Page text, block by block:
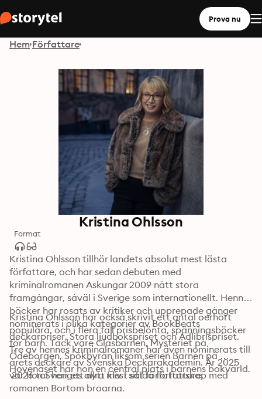
Prova nu
Hem Författare
Kristina Ohlsson
Format
Kristina Ohlsson tillhör landets absolut mest lästa
författare, och har sedan debuten med
kriminalromanen Askungar 2009 nått stora
framgångar, såväl i Sverige som internationellt. Hennes
böcker har rosats av kritiker och upprepade gånger
nominerats i olika kategorier av BookBeats
deckarpriser, Stora ljudbokspriset och Adlibrispriset.
Tre av hennes kriminalromaner har även nominerats till
årets deckare av Svenska Deckarakademin. År 2025
var hon Sveriges allra mest sålda författare.
Kristina Ohlsson har också skrivit ett antal oerhört
populära, och i flera fall prisbelönta, spänningsböcker
för barn. Tack vare Glasbarnen, Mysteriet på
Ödeborgen, Spökbyrån liksom serien Barnen på
Hovenäset har hon en central plats i barnens bokvärld.
2026 tar hon ett nytt kliv i sitt författarskap med
romanen Bortom broarna.